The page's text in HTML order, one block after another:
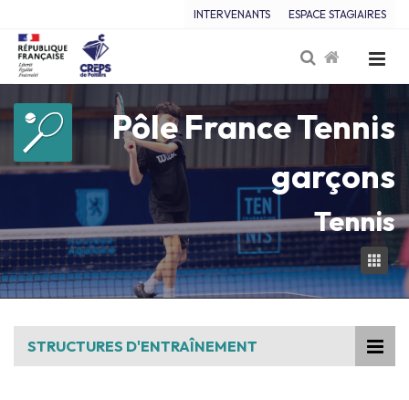
INTERVENANTS ESPACE STAGIAIRES
Pôle France Tennis
garçons
Tennis
STRUCTURES D'ENTRAÎNEMENT